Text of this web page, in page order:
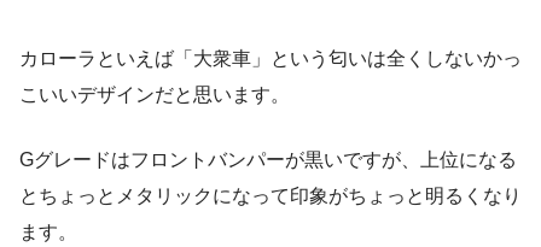
カローラといえば「大衆車」という匂いは全くしないかっ
こいいデザインだと思います。
Gグレードはフロントバンパーが黒いですが、上位になる
とちょっとメタリックになって印象がちょっと明るくなり
ます。